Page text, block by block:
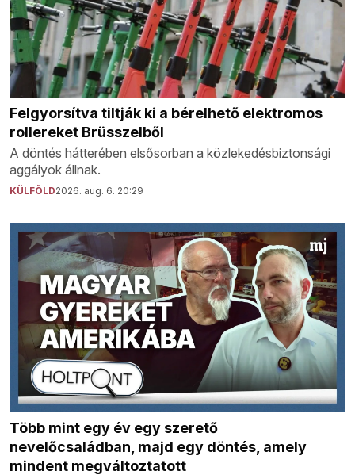
Felgyorsítva tiltják ki a bérelhető elektromos
rollereket Brüsszelből
A döntés hátterében elsősorban a közlekedésbiztonsági
aggályok állnak.
KÜLFÖLD2026. aug. 6. 20:29
Több mint egy év egy szerető
nevelőcsaládban, majd egy döntés, amely
mindent megváltoztatott